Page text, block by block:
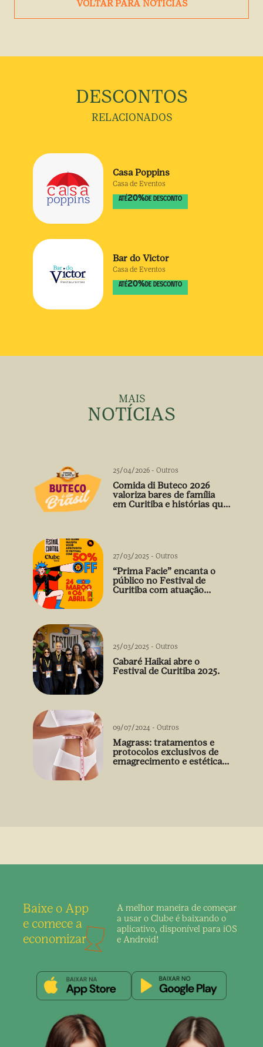
VOLTAR PARA NOTÍCIAS
DESCONTOS
RELACIONADOS
Casa Poppins
Casa de Eventos
ATÉ20% DE DESCONTO
Bar do Victor
Casa de Eventos
ATÉ20% DE DESCONTO
MAIS
NOTÍCIAS
25/04/2026 - Outros
Comida di Buteco 2026
valoriza bares de família
em Curitiba e histórias que
27/03/2025 - Outros
“Prima Facie” encanta o
público no Festival de
Curitiba com atuação
25/03/2025 - Outros
Cabaré Haikai abre o
Festival de Curitiba 2025.
09/07/2024 - Outros
Magrass: tratamentos e
protocolos exclusivos de
emagrecimento e estética
Baixe o App
e comece a
economizar
A melhor maneira de começar
a usar o Clube é baixando o
aplicativo, disponível para iOS
e Android!